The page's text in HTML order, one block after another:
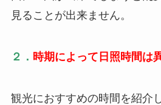
見ることが出来ません。
２． 時期によって日照時間は
観光におすすめの時間を紹介